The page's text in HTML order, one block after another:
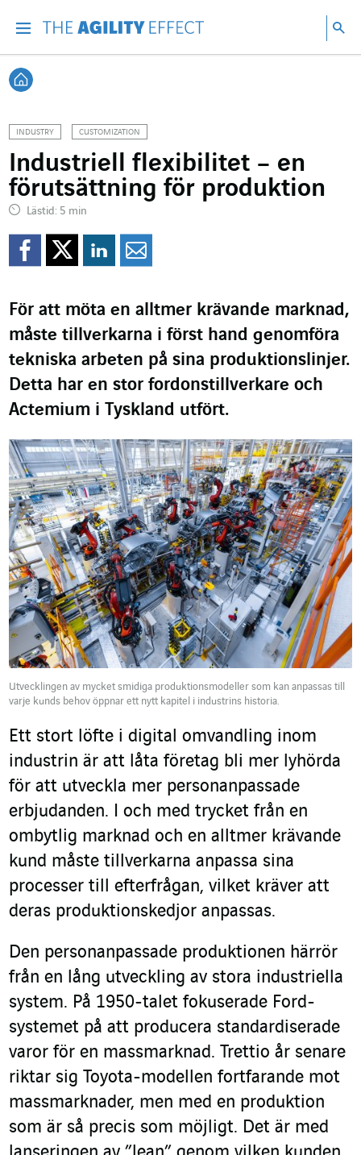
Sök
Tillbaka till startsidan
INDUSTRY CUSTOMIZATION
Industriell flexibilitet – en
förutsättning för produktion
Lästid: 5 min
Dela på Facebook
Dela på Twitter
Dela på Linkedin
För att möta en alltmer krävande marknad,
måste tillverkarna i först hand genomföra
tekniska arbeten på sina produktionslinjer.
Detta har en stor fordonstillverkare och
Actemium i Tyskland utfört.
Utvecklingen av mycket smidiga produktionsmodeller som kan anpassas till
varje kunds behov öppnar ett nytt kapitel i industrins historia.
Ett stort löfte i digital omvandling inom
industrin är att låta företag bli mer lyhörda
för att utveckla mer personanpassade
erbjudanden. I och med trycket från en
ombytlig marknad och en alltmer krävande
kund måste tillverkarna anpassa sina
processer till efterfrågan, vilket kräver att
deras produktionskedjor anpassas.
Den personanpassade produktionen härrör
från en lång utveckling av stora industriella
system. På 1950-talet fokuserade Ford-
systemet på att producera standardiserade
varor för en massmarknad. Trettio år senare
riktar sig Toyota-modellen fortfarande mot
massmarknader, men med en produktion
som är så precis som möjligt. Det är med